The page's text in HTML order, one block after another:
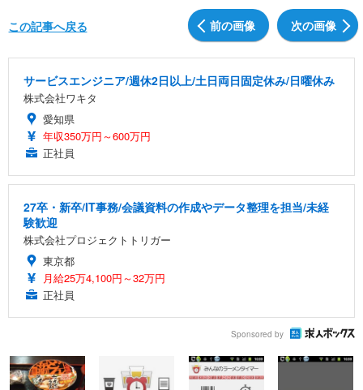
前の画像 次の画像
この記事へ戻る
サービスエンジニア/週休2日以上/土日両日固定休み/日曜休み
株式会社ワキタ
愛知県
年収350万円～600万円
正社員
27卒・新卒/IT事務/会議資料の作成やデータ整理を担当/未経
験歓迎
株式会社プロジェクトトリガー
東京都
月給25万4,100円～32万円
正社員
Sponsored by